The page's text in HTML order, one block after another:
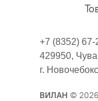
+7 (8352) 67-
429950,
г.
ВИЛАН © 2026